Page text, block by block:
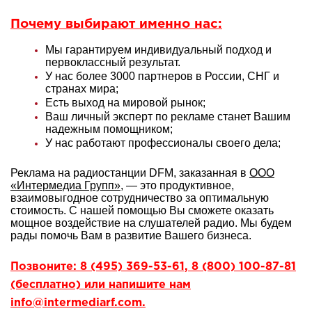
Почему выбирают именно нас:
Мы гарантируем индивидуальный подход и
первоклассный результат.
У нас более 3000 партнеров в России, СНГ и
странах мира;
Есть выход на мировой рынок;
Ваш личный эксперт по рекламе станет Вашим
надежным помощником;
У нас работают профессионалы своего дела;
Реклама на радиостанции DFM, заказанная в ООО
«Интермедиа Групп», — это продуктивное,
взаимовыгодное сотрудничество за оптимальную
стоимость. С нашей помощью Вы сможете оказать
мощное воздействие на слушателей радио. Мы будем
рады помочь Вам в развитие Вашего бизнеса.
Позвоните: 8 (495) 369-53-61, 8 (800) 100-87-81
(бесплатно) или напишите нам
info@intermediarf.com.